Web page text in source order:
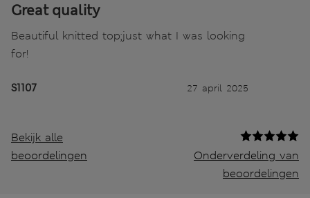
Great quality
Beautiful knitted top;just what I was looking
for!
S1107 27 april 2025
Bekijk alle
beoordelingen
Onderverdeling van
beoordelingen